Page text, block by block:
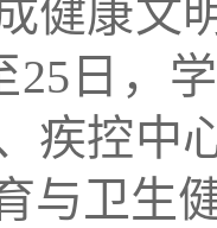
健康文
25日，
疾控中
与卫生